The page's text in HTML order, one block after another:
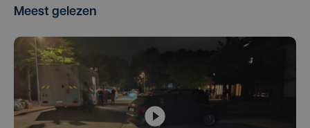
Meest gelezen